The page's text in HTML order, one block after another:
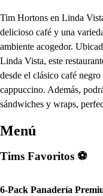
Tim Hortons en Linda
delicioso café y una
ambiente acogedor.
Linda Vista, este
desde el clásico café
cappuccino. Además,
sándwiches y wraps,
Menú
Tims Favoritos ⚽
6-Pack Panadería